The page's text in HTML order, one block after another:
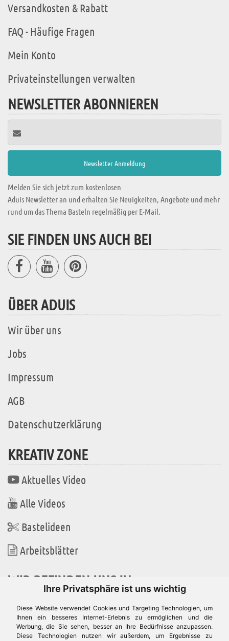
Ihre Privatsphäre ist uns wichtig
Diese Website verwendet Cookies und Targeting Technologien, um
Ihnen ein besseres Internet-Erlebnis zu ermöglichen und die
Werbung, die Sie sehen, besser an Ihre Bedürfnisse anzupassen.
Diese Technologien nutzen wir außerdem, um Ergebnisse zu
Versandkosten & Rabatt
FAQ - Häufige Fragen
Mein Konto
Privateinstellungen verwalten
NEWSLETTER ABONNIEREN
Melden Sie sich jetzt zum kostenlosen
Aduis Newsletter an und erhalten Sie Neuigkeiten, Angebote und mehr
rund um das Thema Basteln regelmäßig per E-Mail.
SIE FINDEN UNS AUCH BEI
ÜBER ADUIS
Wir über uns
Jobs
Impressum
AGB
Datenschutzerklärung
KREATIV ZONE
Aktuelles Video
Alle Videos
Bastelideen
Arbeitsblätter
WIR BEFINDEN UNS IN
Es gibt uns auch in